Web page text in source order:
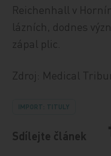
Reichenhall v
lázních, dodnes
zápal plic.
Zdroj: Medical
IMPORT: TITULY
Sdílejte článek